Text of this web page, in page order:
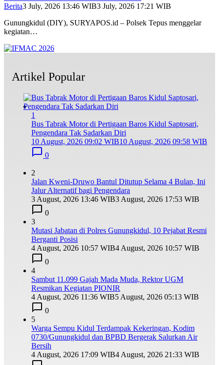
Berita3 July, 2026 13:46 WIB3 July, 2026 17:21 WIB
Gunungkidul (DIY), SURYAPOS.id – Polsek Tepus menggelar
kegiatan…
Artikel Popular
1
Bus Tabrak Motor di Pertigaan Baros Kidul Saptosari,
Pengendara Tak Sadarkan Diri
10 August, 2026 09:02 WIB10 August, 2026 09:58 WIB
0
2
Jalan Kweni-Druwo Bantul Ditutup Selama 4 Bulan, Ini
Jalur Alternatif bagi Pengendara
3 August, 2026 13:46 WIB3 August, 2026 17:53 WIB
0
3
Mutasi Jabatan di Polres Gunungkidul, 10 Pejabat Resmi
Berganti Posisi
4 August, 2026 10:57 WIB4 August, 2026 10:57 WIB
0
4
Sambut 11.099 Gajah Mada Muda, Rektor UGM
Resmikan Kegiatan PIONIR
4 August, 2026 11:36 WIB5 August, 2026 05:13 WIB
0
5
Warga Sempu Kidul Terdampak Kekeringan, Kodim
0730/Gunungkidul dan BPBD Bergerak Salurkan Air
Bersih
4 August, 2026 17:09 WIB4 August, 2026 21:33 WIB